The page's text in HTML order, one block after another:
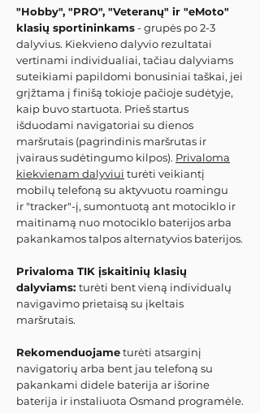
"Hobby", "PRO", "Veteranų" ir "eMoto"
klasių sportininkams- grupės po 2-3
dalyvius. Kiekvieno dalyvio rezultatai
vertinami individualiai, tačiau dalyviams
suteikiami papildomi bonusiniai taškai, jei
grįžtama į finišą tokioje pačioje sudėtyje,
kaip buvo startuota. Prieš startus
išduodami navigatoriai su dienos
maršrutais (pagrindinis maršrutas ir
įvairaus sudėtingumo kilpos). Privaloma
kiekvienam dalyviui turėti veikiantį
mobilų telefoną su aktyvuotu roamingu
ir "tracker"-į, sumontuotą ant motociklo ir
maitinamą nuo motociklo baterijos arba
pakankamos talpos alternatyvios baterijos.
Privaloma TIK įskaitinių klasių
dalyviams: turėti bent vieną individualų
navigavimo prietaisą su įkeltais
maršrutais.
Rekomenduojameturėti atsarginį
navigatorių arba bent jau telefoną su
pakankami didele baterija ar išorine
baterija ir instaliuota Osmand programėle.